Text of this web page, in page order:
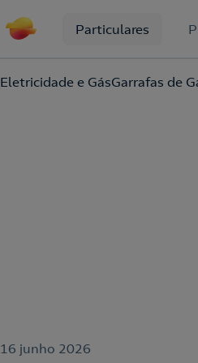
Particulares
Eletricidade e GásGarrafas de
16 junho 2026